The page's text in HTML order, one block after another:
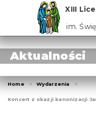
XIII
im.
Aktualności
Home Wydarzenia
Koncert z okazji kanonizacji